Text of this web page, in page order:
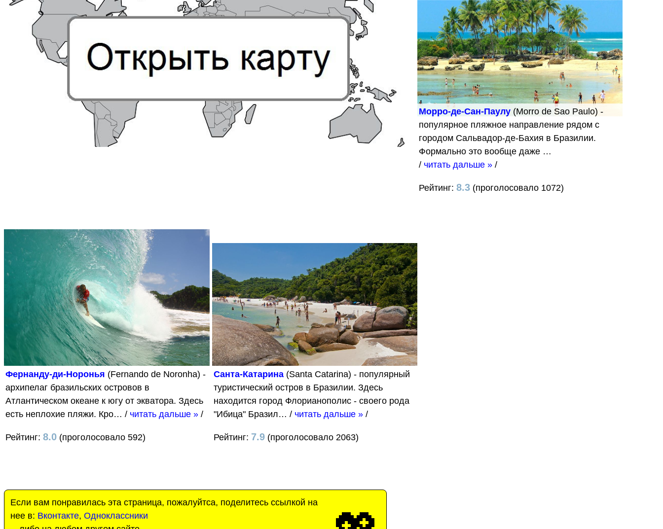
Морро-де-Сан-Паулу(Morro de Sao Paulo) -
популярное пляжное направление рядом с
городом Сальвадор-де-Бахия в Бразилии.
Формально это вообще даже …
/ читать дальше »/
Рейтинг: 8.3(проголосовало 1072)
Фернанду-ди-Норонья (Fernando de Noronha) -
архипелаг бразильских островов в
Атлантическом океане к югу от экватора. Здесь
есть неплохие пляжи. Кро… / читать дальше » /
Рейтинг: 8.0 (проголосовало 592)
Санта-Катарина(Santa Catarina) - популярный
туристический остров в Бразилии. Здесь
находится город Флорианополис - своего рода
"Ибица" Бразил… / читать дальше »/
Рейтинг: 7.9(проголосовало 2063)
Если вам понравилась эта страница, пожалуйтса, поделитесь ссылкой на
нее в: Вконтакте, Одноклассники